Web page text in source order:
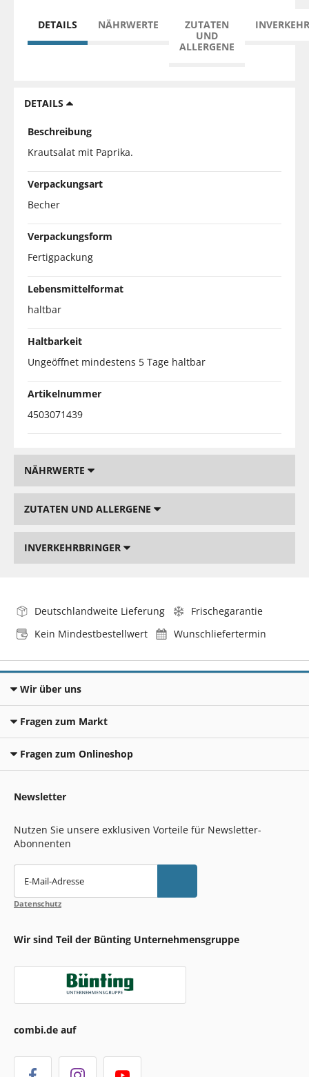
DETAILS NÄHRWERTE
ZUTATEN
UND
ALLERGENE
DETAILS
Beschreibung
Krautsalat mit Paprika.
Verpackungsart
Becher
Verpackungsform
Fertigpackung
Lebensmittelformat
haltbar
Haltbarkeit
Ungeöffnet mindestens 5 Tage haltbar
Artikelnummer
4503071439
NÄHRWERTE
ZUTATEN UND ALLERGENE
INVERKEHRBRINGER
Deutschlandweite Lieferung
Frischegarantie
Kein Mindestbestellwert
Wunschliefertermin
Wir über uns
Fragen zum Markt
Fragen zum Onlineshop
Newsletter
Nutzen Sie unsere exklusiven Vorteile für Newsletter-
Abonnenten
E-Mail-Adresse
Datenschutz
Wir sind Teil der Bünting Unternehmensgruppe
combi.de auf